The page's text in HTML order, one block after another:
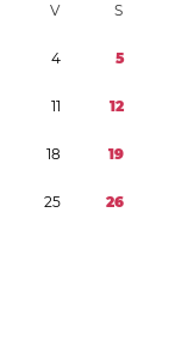
V S
4 5
11 12
18 19
25 26